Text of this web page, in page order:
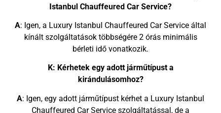
Istanbul Chauffeured Car Service?
A: Igen, a Luxury Istanbul Chauffeured Car Service által
kínált szolgáltatások többségére 2 órás minimális
bérleti idő vonatkozik.
K: Kérhetek egy adott járműtípust a
kirándulásomhoz?
A: Igen, egy adott járműtípust kérhet a Luxury Istanbul
Chauffeured Car Service szolgáltatással, de a